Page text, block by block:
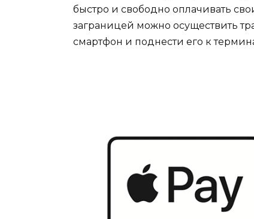
быстро и свободно оплачивать
заграницей можно осуществить
смартфон и поднести его к